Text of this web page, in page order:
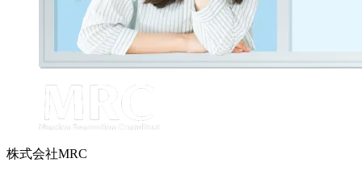
株式会社MRC